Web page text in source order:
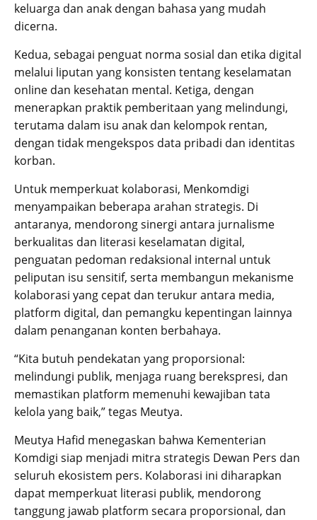
keluarga dan anak dengan bahasa yang mudah
dicerna.
Kedua, sebagai penguat norma sosial dan etika digital
melalui liputan yang konsisten tentang keselamatan
online dan kesehatan mental. Ketiga, dengan
menerapkan praktik pemberitaan yang melindungi,
terutama dalam isu anak dan kelompok rentan,
dengan tidak mengekspos data pribadi dan identitas
korban.
Untuk memperkuat kolaborasi, Menkomdigi
menyampaikan beberapa arahan strategis. Di
antaranya, mendorong sinergi antara jurnalisme
berkualitas dan literasi keselamatan digital,
penguatan pedoman redaksional internal untuk
peliputan isu sensitif, serta membangun mekanisme
kolaborasi yang cepat dan terukur antara media,
platform digital, dan pemangku kepentingan lainnya
dalam penanganan konten berbahaya.
“Kita butuh pendekatan yang proporsional:
melindungi publik, menjaga ruang berekspresi, dan
memastikan platform memenuhi kewajiban tata
kelola yang baik,” tegas Meutya.
Meutya Hafid menegaskan bahwa Kementerian
Komdigi siap menjadi mitra strategis Dewan Pers dan
seluruh ekosistem pers. Kolaborasi ini diharapkan
dapat memperkuat literasi publik, mendorong
tanggung jawab platform secara proporsional, dan